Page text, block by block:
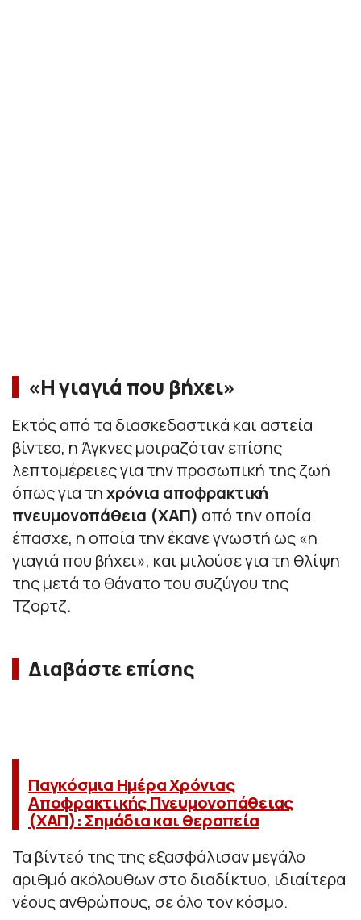
«Η γιαγιά που βήχει»
Εκτός από τα διασκεδαστικά και αστεία
βίντεο, η Άγκνες μοιραζόταν επίσης
λεπτομέρειες για την προσωπική της ζωή
όπως για τηχρόνια αποφρακτική
πνευμονοπάθεια (ΧΑΠ) από την οποία
έπασχε, η οποία την έκανε γνωστή ως «η
γιαγιά που βήχει», και μιλούσε για τη θλίψη
της μετά το θάνατο του συζύγου της
Τζορτζ.
Διαβάστε επίσης
Παγκόσμια Ημέρα Χρόνιας
Αποφρακτικής Πνευμονοπάθειας
(ΧΑΠ): Σημάδια και θεραπεία
Τα βίντεό της της εξασφάλισαν μεγάλο
αριθμό ακόλουθων στο διαδίκτυο, ιδιαίτερα
νέους ανθρώπους, σε όλο τον κόσμο.